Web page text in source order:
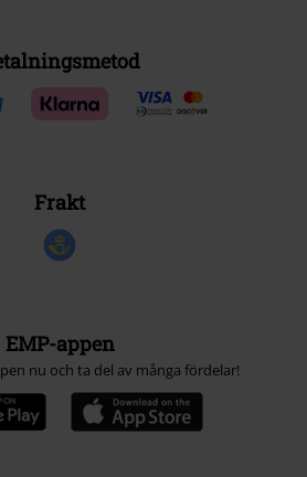
Frakt
EMP-appen
nu och ta del av många fördelar!